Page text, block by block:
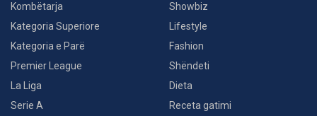
Kombëtarja
Kategoria Superiore
Kategoria e Parë
Premier League
La Liga
Serie A
Showbiz
Lifestyle
Fashion
Shëndeti
Dieta
Receta gatimi